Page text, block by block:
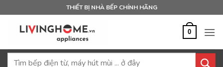
qua
THIẾT BỊ NHÀ BẾP CHÍNH HÃNG
0
Tìm